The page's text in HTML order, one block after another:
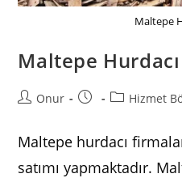
Maltepe
Maltepe Hurdacı
PostOnur
Post
PostHizmet
Maltepe hurdacı
satımı yapmaktadır.